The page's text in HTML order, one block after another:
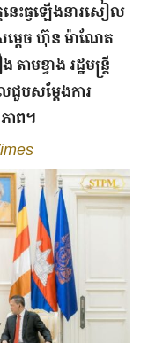
តនេះធ្វឡើងនារសៀល​
ម្តេច ហ៊ុន ម៉ាណែត
មខ្វាង រដ្ឋមន្ត្រី
បសម្តែងការ
ាព។